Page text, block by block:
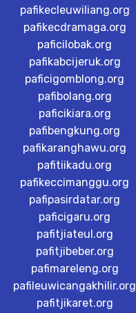
pafikecleuwiliang.org
pafikecdramaga.org
paficilobak.org
pafikabcijeruk.org
paficigomblong.org
pafibolang.org
paficikiara.org
pafibengkung.org
pafikaranghawu.org
pafitiikadu.org
pafikeccimanggu.org
pafipasirdatar.org
paficigaru.org
pafitjiateul.org
pafitjibeber.org
pafimareleng.org
pafileuwicangakhilir.org
pafitjikaret.org